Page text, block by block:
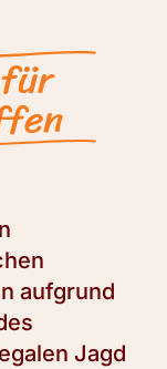
aufgrund
Jagd